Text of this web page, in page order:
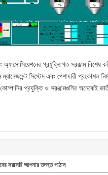
অ্যাসোসিয়েশনের প্রযুক্তিগত সরঞ্জাম বিশেষ
সিস্টেম এবং পেশাদারী প্রকৌশল
কোম্পানির প্রযুক্তি ও সরঞ্জামগুলির অনেকেই
সরাসরি আপনার তদন্ত পাঠান